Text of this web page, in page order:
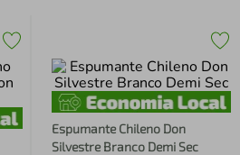
Espumante Chileno Don
Silvestre Branco Demi Sec